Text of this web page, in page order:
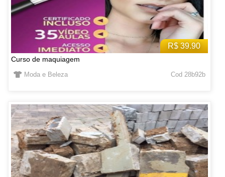
R$ 39.90
Curso de maquiagem
Moda e Beleza Cod 28b92b